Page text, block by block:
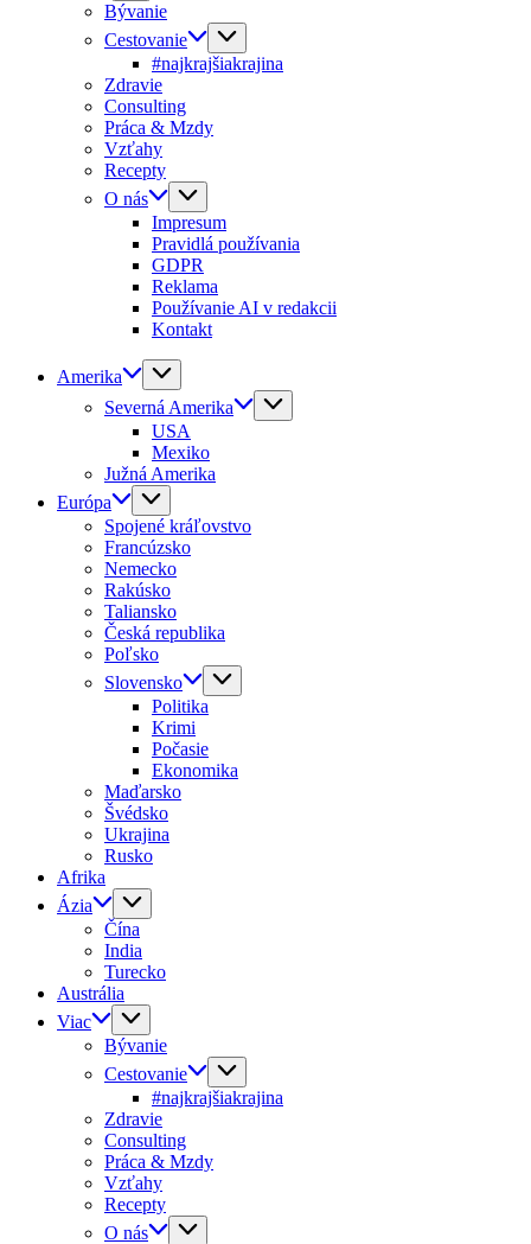
Bývanie
Cestovanie
#najkrajšiakrajina
Zdravie
Consulting
Práca & Mzdy
Vzťahy
Recepty
O nás
Impresum
Pravidlá používania
GDPR
Reklama
Používanie AI v redakcii
Kontakt
Amerika
Severná Amerika
USA
Mexiko
Južná Amerika
Európa
Spojené kráľovstvo
Francúzsko
Nemecko
Rakúsko
Taliansko
Česká republika
Poľsko
Slovensko
Politika
Krimi
Počasie
Ekonomika
Maďarsko
Švédsko
Ukrajina
Rusko
Afrika
Ázia
Čína
India
Turecko
Austrália
Viac
Bývanie
Cestovanie
#najkrajšiakrajina
Zdravie
Consulting
Práca & Mzdy
Vzťahy
Recepty
O nás